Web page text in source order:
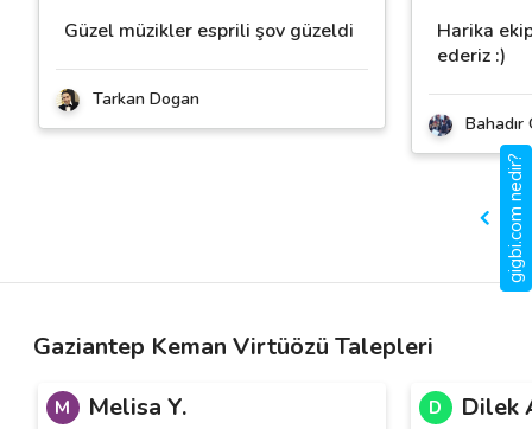
Güzel müzikler esprili şov güzeldi
Tarkan Dogan
Harika
ederiz :)
Bahadır
Gaziantep Keman Virtüözü Talepleri
M Melisa Y. D Dilek
gigbi.com nedir?